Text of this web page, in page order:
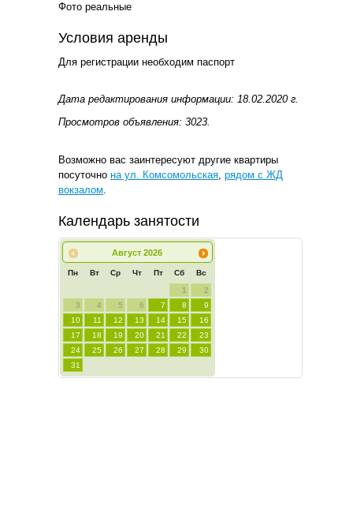
Фото реальные
Условия аренды
Для регистрации необходим паспорт
Дата редактирования информации: 18.02.2020 г.
Просмотров объявления: 3023.
Возможно вас заинтересуют другие квартиры
посуточно на ул. Комсомольская, рядом с ЖД
вокзалом.
Календарь занятости
Август 2026
Пн Вт Ср Чт Пт Сб Вс
1
2
3
4 5 6 7 8
9
10
11 12 13 14 15
16
17
18 19 20 21 22
23
24
25 26 27 28 29
30
31